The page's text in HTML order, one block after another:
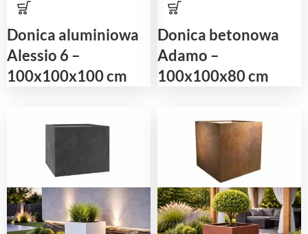
Donica aluminiowa
Alessio 6 –
100x100x100 cm
Donica betonowa
Adamo –
100x100x80 cm